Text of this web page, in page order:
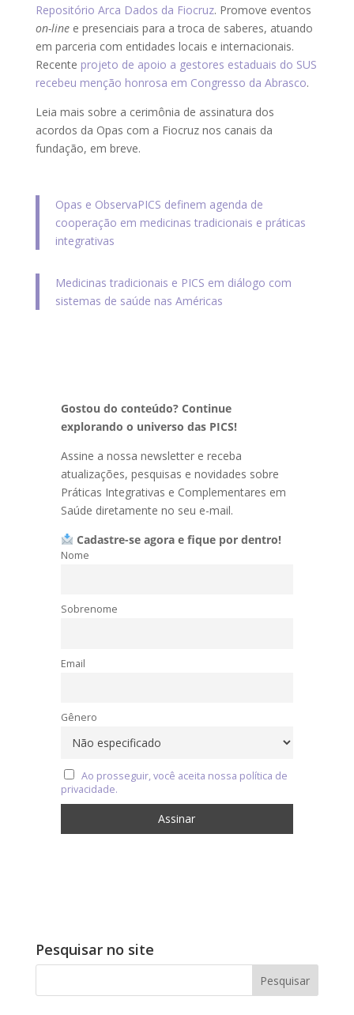
Repositório Arca Dados da Fiocruz. Promove eventos
on-linee presenciais para a troca de saberes, atuando
em parceria com entidades locais e internacionais.
Recente projeto de apoio a gestores estaduais do SUS
recebeu menção honrosa em Congresso da Abrasco.
Leia mais sobre a cerimônia de assinatura dos
acordos da Opas com a Fiocruz nos canais da
fundação, em breve.
Opas e ObservaPICS definem agenda de
cooperação em medicinas tradicionais e práticas
integrativas
Medicinas tradicionais e PICS em diálogo com
sistemas de saúde nas Américas
Gostou do conteúdo? Continue
explorando o universo das PICS!
Assine a nossa newsletter e receba
atualizações, pesquisas e novidades sobre
Práticas Integrativas e Complementares em
Saúde diretamente no seu e-mail.
Cadastre-se agora e fique por dentro!
Nome
Sobrenome
Email
Gênero
Ao prosseguir, você aceita nossa política de
privacidade.
Pesquisar no site